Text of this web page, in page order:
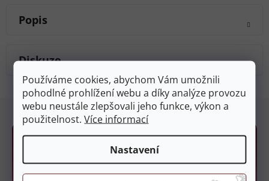
Používáme cookies, abychom Vám umožnili
pohodlné prohlížení webu a díky analýze provozu
webu neustále zlepšovali jeho funkce, výkon a
použitelnost.Více informací
Nastavení
Popis
Diskuze